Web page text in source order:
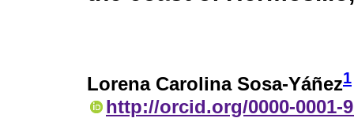
Lorena Carolina Sosa-Yáñez1
http://orcid.org/0000-0001-